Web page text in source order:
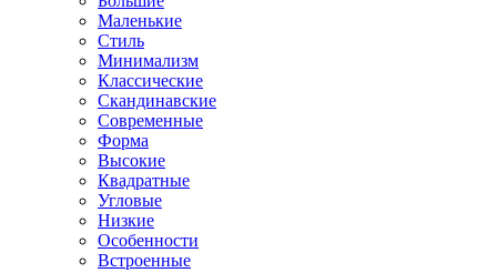
Маленькие
Стиль
Минимализм
Классические
Скандинавские
Современные
Форма
Высокие
Квадратные
Угловые
Низкие
Особенности
Встроенные